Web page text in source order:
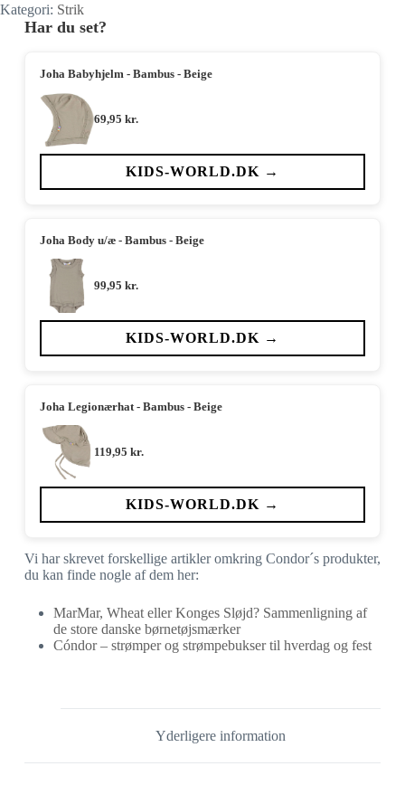
Kategori: Strik
Har du set?
Joha Babyhjelm - Bambus - Beige
69,95 kr.
KIDS-WORLD.DK →
Joha Body u/æ - Bambus - Beige
99,95 kr.
KIDS-WORLD.DK →
Joha Legionærhat - Bambus - Beige
119,95 kr.
KIDS-WORLD.DK →
Vi har skrevet forskellige artikler omkring Condor´s produkter,
du kan finde nogle af dem her:
MarMar, Wheat eller Konges Sløjd? Sammenligning af
de store danske børnetøjsmærker
Cóndor – strømper og strømpebukser til hverdag og fest
Yderligere information